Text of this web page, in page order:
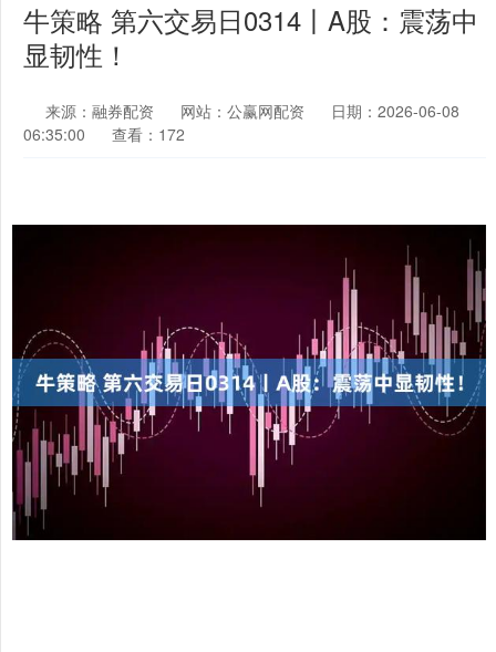
牛策略 第六交易日0314丨A股：震荡中
显韧性！
来源：融券配资 网站：公赢网配资
日期：2026-06-08
06:35:00
查看：172